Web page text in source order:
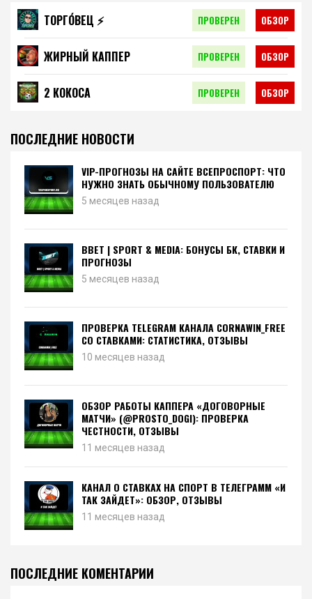
ТОРГО́ВЕЦ ⚡️ ПРОВЕРЕН ОБЗОР
ЖИРНЫЙ КАППЕР ПРОВЕРЕН ОБЗОР
2 КОКОСА ПРОВЕРЕН ОБЗОР
ПОСЛЕДНИЕ НОВОСТИ
VIP-ПРОГНОЗЫ НА САЙТЕ ВСЕПРОСПОРТ: ЧТО
НУЖНО ЗНАТЬ ОБЫЧНОМУ ПОЛЬЗОВАТЕЛЮ
5 месяцев назад
BBET | SPORT & MEDIA: БОНУСЫ БК, СТАВКИ И
ПРОГНОЗЫ
5 месяцев назад
ПРОВЕРКА TELEGRAM КАНАЛА CORNAWIN_FREE
СО СТАВКАМИ: СТАТИСТИКА, ОТЗЫВЫ
10 месяцев назад
ОБЗОР РАБОТЫ КАППЕРА «ДОГОВОРНЫЕ
МАТЧИ» (@PROSTO_DOGI): ПРОВЕРКА
ЧЕСТНОСТИ, ОТЗЫВЫ
11 месяцев назад
КАНАЛ О СТАВКАХ НА СПОРТ В ТЕЛЕГРАММ «И
ТАК ЗАЙДЕТ»: ОБЗОР, ОТЗЫВЫ
11 месяцев назад
ПОСЛЕДНИЕ КОМЕНТАРИИ